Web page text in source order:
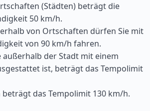
(Städten) beträgt die
50 km/h.
von Ortschaften dürfen Sie mit
von 90 km/h fahren.
außerhalb der Stadt mit einem
ist, beträgt das Tempolimit
das Tempolimit 130 km/h.